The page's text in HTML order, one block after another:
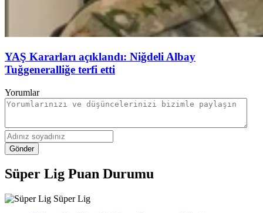
YAŞ Kararları açıklandı: Niğdeli Albay
Tuğgeneralliğe terfi etti
Yorumlar
Gönder
Süper Lig Puan Durumu
Süper Lig